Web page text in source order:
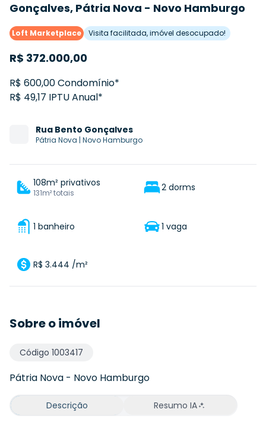
Gonçalves, Pátria Nova - Novo Hamburgo
Loft Marketplace Visita facilitada, imóvel desocupado!
R$ 372.000,00
R$ 600,00 Condomínio*
R$ 49,17 IPTU Anual*
Rua Bento Gonçalves
Pátria Nova | Novo Hamburgo
108m² privativos
131m² totais 2 dorms
1 banheiro 1 vaga
R$ 3.444 /m²
Sobre o imóvel
Código 1003417
Pátria Nova - Novo Hamburgo
Descrição Resumo IA